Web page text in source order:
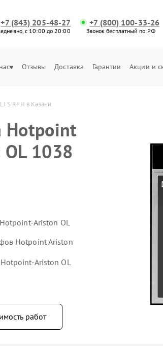
+7 (843) 205-48-27
с 10:00 до 20:00
+7 (800) 100-33-26
Звонок бесплатный по РФ
Отзывы Доставка Гарантии Акции и
S RFH в Казани
Hotpoint
1038
Ariston OL
Hotpoint Ariston
Ariston OL
работ